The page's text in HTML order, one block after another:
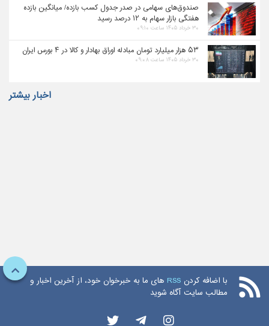
صندوق‌های سهامی در صدر جدول کسب بازده/ میانگین بازده
هفتگی بازار سهام به ۱۲ درصد رسید
۳۰ خرداد ۱۴۰۵ ساعت ۰۹:۱۰
۵۳ هزار میلیارد تومان مبادله اوراق بهادار و کالا در ۴ بورس ایران
۳۰ خرداد ۱۴۰۵ ساعت ۰۹:۰۸
اخبار بیشتر
با اضافه کردن RSS های ما به خبرخوان خود، از آخرین اخبار و
مطالب سایت آگاه شوید